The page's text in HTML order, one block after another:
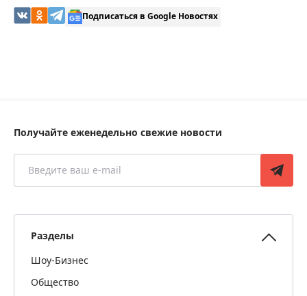
Подписаться в Google Новостях
Получайте еженедельно свежие новости
Разделы
Шоу-Бизнес
Общество